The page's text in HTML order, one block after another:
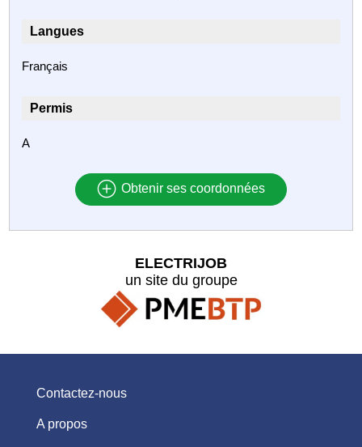
Langues
Français
Permis
A
Obtenir ses coordonnées
ELECTRIJOB
un site du groupe
Contactez-nous
A propos